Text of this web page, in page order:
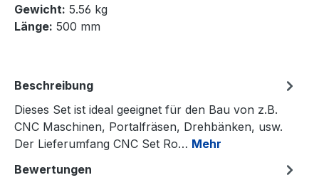
Gewicht: 5.56 kg
Länge: 500 mm
Beschreibung
Dieses Set ist ideal geeignet für den Bau von z.B.
CNC Maschinen, Portalfräsen, Drehbänken, usw.
Der Lieferumfang CNC Set Ro… Mehr
Bewertungen